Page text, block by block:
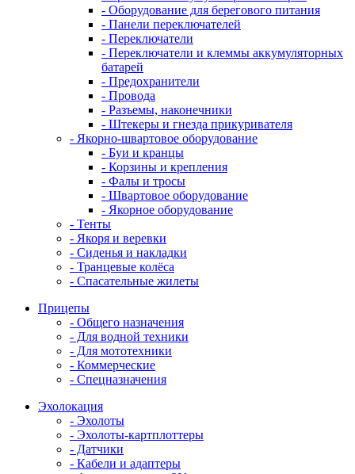
- Оборудование для берегового питания
- Панели переключателей
- Переключатели
- Переключатели и клеммы аккумуляторных
батарей
- Предохранители
- Провода
- Разъемы, наконечники
- Штекеры и гнезда прикуривателя
- Якорно-швартовое оборудование
- Буи и кранцы
- Корзины и крепления
- Фалы и тросы
- Швартовое оборудование
- Якорное оборудование
- Тенты
- Якоря и веревки
- Сиденья и накладки
- Транцевые колёса
- Спасательные жилеты
Прицепы
- Общего назначения
- Для водной техники
- Для мототехники
- Коммерческие
- Спецназначения
Эхолокация
- Эхолоты
- Эхолоты-картплоттеры
- Датчики
- Кабели и адаптеры